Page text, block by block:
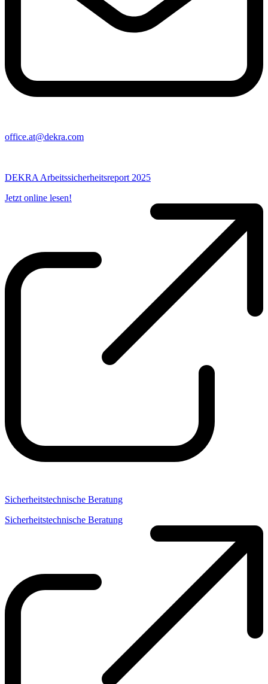
office​.at@​dekra.com
DEKRA Arbeitssicherheitsreport 2025
Jetzt online lesen!
Sicherheitstechnische Beratung
Sicherheitstechnische Beratung